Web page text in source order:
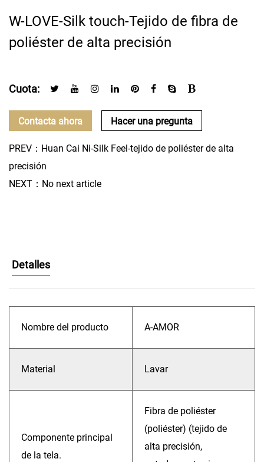
W-LOVE-Silk touch-Tejido de fibra de
poliéster de alta precisión
Cuota:
Contacta ahora Hacer una pregunta
PREV：Huan Cai Ni-Silk Feel-tejido de poliéster de alta
precisión
NEXT：No next article
Detalles
Nombre del producto A-AMOR
Material Lavar
Componente principal
de la tela.
Fibra de poliéster
(poliéster) (tejido de
alta precisión,